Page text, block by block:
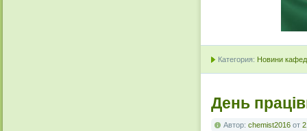
Категория: Новини
День
Автор: chemist2016 от